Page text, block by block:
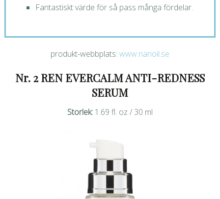
Fantastiskt värde för så pass många fördelar.
produkt-webbplats: www.nanoil.se
Nr. 2 REN EVERCALM ANTI-REDNESS
SERUM
Storlek: 1.69 fl. oz / 30 ml